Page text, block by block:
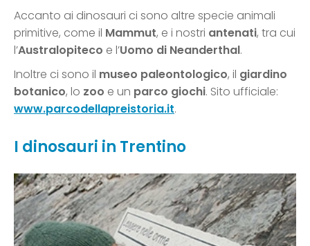
Accanto ai dinosauri ci sono altre specie animali
primitive, come il Mammut, e i nostri antenati, tra cui
l’Australopiteco e l’Uomo di Neanderthal.
Inoltre ci sono il museo paleontologico, il giardino
botanico, lo zoo e un parco giochi. Sito ufficiale:
www.parcodellapreistoria.it.
I dinosauri in Trentino